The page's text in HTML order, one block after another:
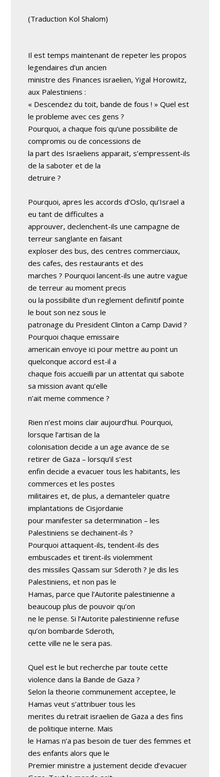
(Traduction Kol Shalom)
Il est temps maintenant de repeter les propos
legendaires d’un ancien
ministre des Finances israelien, Yigal Horowitz,
aux Palestiniens :
« Descendez du toit, bande de fous ! » Quel est
le probleme avec ces gens ?
Pourquoi, a chaque fois qu’une possibilite de
compromis ou de concessions de
la part des Israeliens apparait, s’empressent-ils
de la saboter et de la
detruire ?
Pourquoi, apres les accords d’Oslo, qu’Israel a
eu tant de difficultes a
approuver, declenchent-ils une campagne de
terreur sanglante en faisant
exploser des bus, des centres commerciaux,
des cafes, des restaurants et des
marches ? Pourquoi lancent-ils une autre vague
de terreur au moment precis
ou la possibilite d’un reglement definitif pointe
le bout son nez sous le
patronage du President Clinton a Camp David ?
Pourquoi chaque emissaire
americain envoye ici pour mettre au point un
quelconque accord est-il a
chaque fois accueilli par un attentat qui sabote
sa mission avant qu’elle
n’ait meme commence ?
Rien n’est moins clair aujourd’hui. Pourquoi,
lorsque l’artisan de la
colonisation decide a un age avance de se
retirer de Gaza – lorsqu’il s’est
enfin decide a evacuer tous les habitants, les
commerces et les postes
militaires et, de plus, a demanteler quatre
implantations de Cisjordanie
pour manifester sa determination – les
Palestiniens se dechainent-ils ?
Pourquoi attaquent-ils, tendent-ils des
embuscades et tirent-ils violemment
des missiles Qassam sur Sderoth ? Je dis les
Palestiniens, et non pas le
Hamas, parce que l’Autorite palestinienne a
beaucoup plus de pouvoir qu’on
ne le pense. Si l’Autorite palestinienne refuse
qu’on bombarde Sderoth,
cette ville ne le sera pas.
Quel est le but recherche par toute cette
violence dans la Bande de Gaza ?
Selon la theorie communement acceptee, le
Hamas veut s’attribuer tous les
merites du retrait israelien de Gaza a des fins
de politique interne. Mais
le Hamas n’a pas besoin de tuer des femmes et
des enfants alors que le
Premier ministre a justement decide d’evacuer